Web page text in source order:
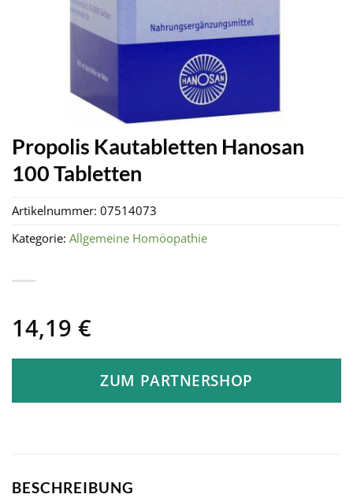
Propolis Kautabletten Hanosan
100 Tabletten
14,19 €
ZUM PARTNERSHOP
Artikelnummer: 07514073
Kategorie: Allgemeine Homöopathie
BESCHREIBUNG